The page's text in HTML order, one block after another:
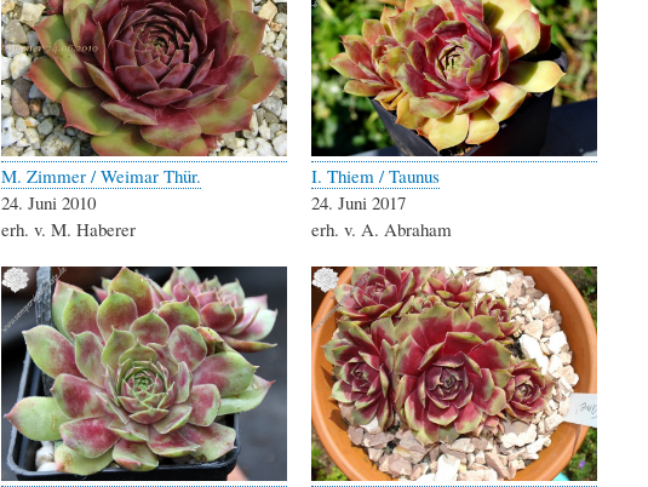
M. Zimmer / Weimar Thür.
24. Juni 2010
erh. v. M. Haberer
I. Thiem / Taunus
24. Juni 2017
erh. v. A. Abraham